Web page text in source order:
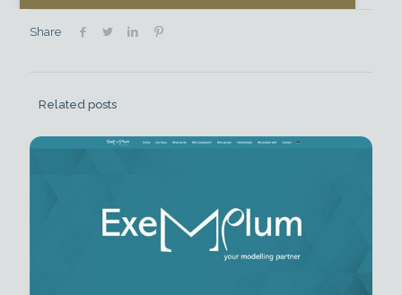
Share
Related posts